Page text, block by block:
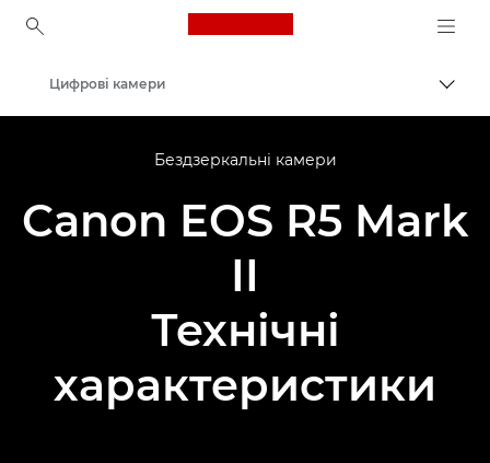
Canon Logo, back to
Цифрові камери
Бездзеркальні камери
Canon EOS R5 Mark
II
Технічні
характеристики